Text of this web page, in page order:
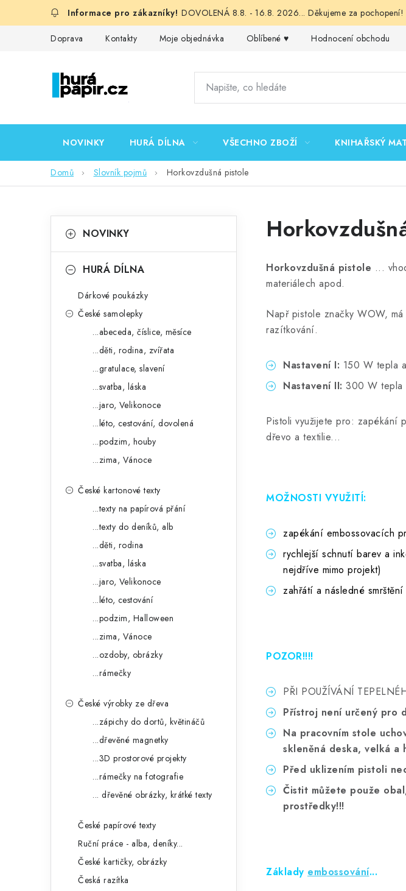
DOVOLENÁ 8.8. - 16.8. 2026... Děkujeme za pochopení!
Doprava Kontakty Moje objednávka Oblíbené ♥️ Hodnocení obchodu
NOVINKY HURÁ DÍLNA VŠECHNO ZBOŽÍ KNIHAŘSKÝ
Domů Slovník pojmů Horkovzdušná pistole
okategorie
a
NOVINKY
HURÁ DÍLNA
Dárkové poukázky
České samolepky
...abeceda, číslice, měsíce
...děti, rodina, zvířata
...gratulace, slavení
...svatba, láska
...jaro, Velikonoce
...léto, cestování, dovolená
...podzim, houby
...zima, Vánoce
České kartonové texty
...texty na papírová přání
...texty do deníků, alb
...děti, rodina
...svatba, láska
...jaro, Velikonoce
...léto, cestování
...podzim, Halloween
...zima, Vánoce
...ozdoby, obrázky
...rámečky
České výrobky ze dřeva
...zápichy do dortů, květináčů
...dřevěné magnetky
...3D prostorové projekty
...rámečky na fotografie
... dřevěné obrázky, krátké texty
České papírové texty
Ruční práce - alba, deníky...
České kartičky, obrázky
Česká razítka
Horkovzdušná pistole ...
materiálech apod.
Např pistole značky WOW,
razítkování.
Nastavení I: 150 W tepla
Nastavení II: 300 W tepla
Pistoli využijete pro: zapékání
dřevo a textilie...
MOŽNOSTI VYUŽITÍ:
zapékání embossovacích
rychlejší schnutí barev a
nejdříve mimo projekt)
zahřátí a následné
POZOR!!!!
PŘI POUŽÍVÁNÍ
Přístroj není určený pro
Na pracovním stole
skleněná deska, velká a
Před uklizením pistoli
Čistit můžete použe
prostředky!!!
Základy embossování...